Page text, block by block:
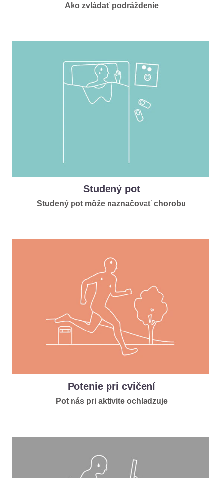
Ako zvládať podráždenie
Studený pot
Studený pot môže naznačovať chorobu
Potenie pri cvičení
Pot nás pri aktivite ochladzuje